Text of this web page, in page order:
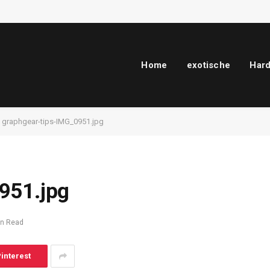
Home exotische
graphgear-tips-IMG_0951.jpg
Read